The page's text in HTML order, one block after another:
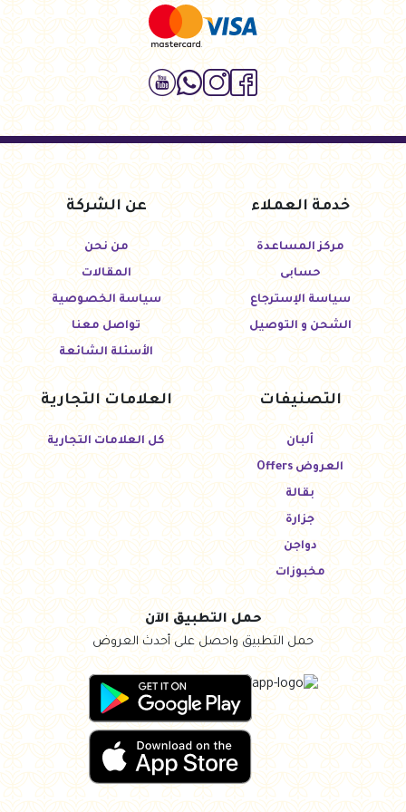
خدمة العملاء
مركز المساعدة
حسابى
سياسة الإسترجاع
الشحن و التوصيل
عن الشركة
من نحن
المقالات
سياسة الخصوصية
تواصل معنا
الأسئلة الشائعة
التصنيفات
ألبان
العروض Offers
بقالة
جزارة
دواجن
مخبوزات
العلامات التجارية
كل العلامات التجارية
حمل التطبيق الآن
حمل التطبيق واحصل على أحدث العروض